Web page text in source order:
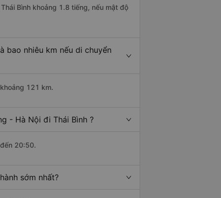
Bình khoảng 1.8 tiếng, nếu mật độ
bao nhiêu km nếu di chuyển
121 km.
- Hà Nội đi Thái Bình ?
20:50.
sớm nhất?